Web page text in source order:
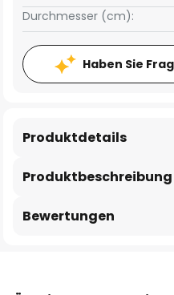
Durchmesser (cm):
Haben Sie
Produktbeschreibung
Produktdetails
Bewertungen